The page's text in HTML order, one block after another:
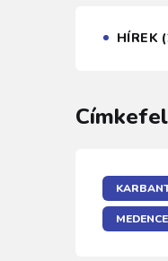
HÍREK
MEDENCE